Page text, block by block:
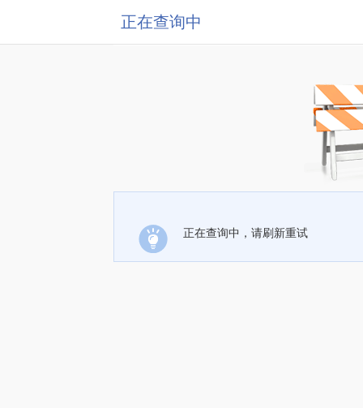
正在查询中
正在查询中，请刷新重试